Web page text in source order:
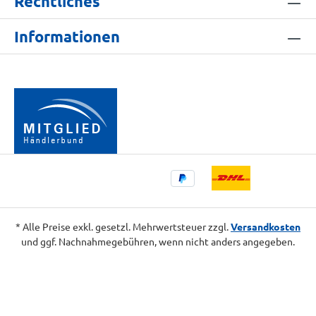
Informationen
* Alle Preise exkl. gesetzl. Mehrwertsteuer zzgl.Versandkosten
und ggf. Nachnahmegebühren, wenn nicht anders angegeben.